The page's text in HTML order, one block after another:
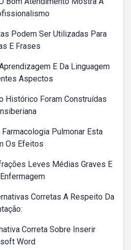
Podem Ser Utilizadas Para
E Frases
E Da Linguagem
Aspectos
Histórico Foram Construídas
Farmacologia Pulmonar Esta
Os Efeitos
Leves Médias Graves E
Corretas A Respeito Da
Correta Sobre Inserir
Word